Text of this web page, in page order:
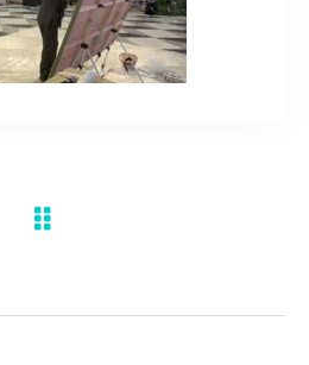
問い合わせ
MEMBER
塾生専用